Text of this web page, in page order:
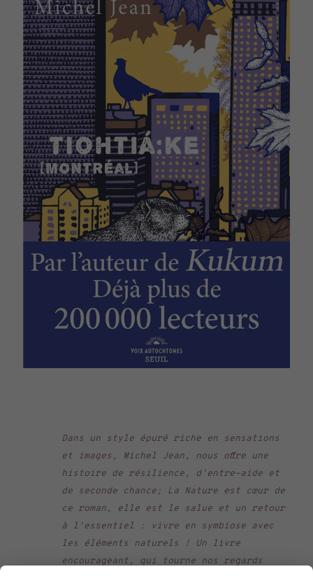
Dans un style épuré riche en sensations
et images, Michel Jean, nous offre une
histoire de résilience, d'entre-aide et
de seconde chance; La Nature est cœur de
ce roman, elle est le salue et un retour
à l'essentiel : vivre en symbiose avec
les éléments naturels ! Un livre
encourageant, qui tourne nos regards